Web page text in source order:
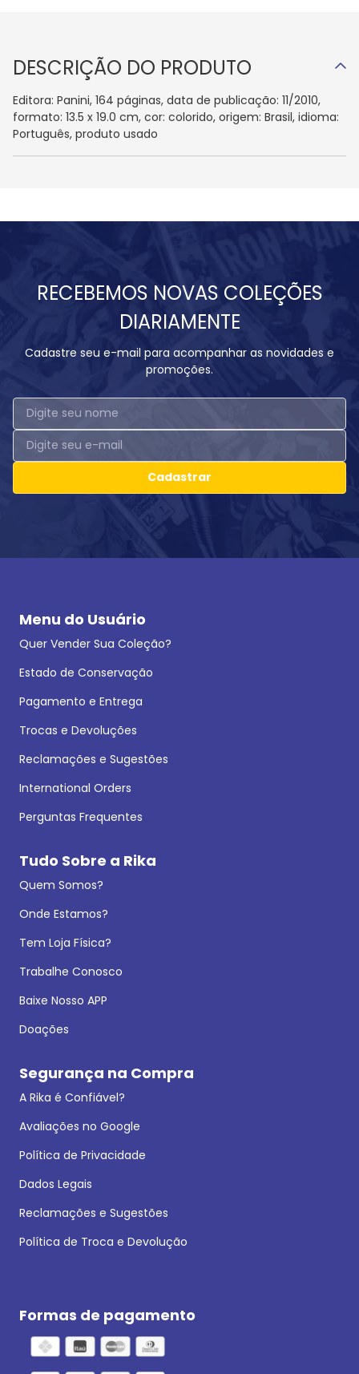
DESCRIÇÃO DO PRODUTO
Editora: Panini, 164 páginas, data de publicação: 11/2010,
formato: 13.5 x 19.0 cm, cor: colorido, origem: Brasil, idioma:
Português, produto usado
RECEBEMOS NOVAS COLEÇÕES
DIARIAMENTE
Cadastre seu e-mail para acompanhar as novidades e
promoções.
Cadastrar
Menu do Usuário
Quer Vender Sua Coleção?
Estado de Conservação
Pagamento e Entrega
Trocas e Devoluções
Reclamações e Sugestões
International Orders
Perguntas Frequentes
Tudo Sobre a Rika
Quem Somos?
Onde Estamos?
Tem Loja Física?
Trabalhe Conosco
Baixe Nosso APP
Doações
Segurança na Compra
A Rika é Confiável?
Avaliações no Google
Política de Privacidade
Dados Legais
Reclamações e Sugestões
Política de Troca e Devolução
Formas de pagamento